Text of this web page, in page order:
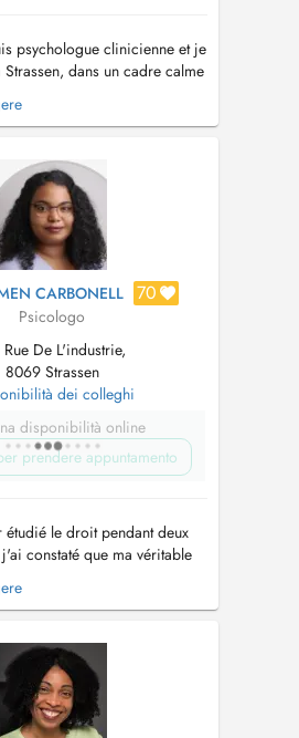
psychologue clinicienne et je
dans un cadre calme
à l'exploration de ce
J'accompagne
émotionnelle Anxiété,
traumati...
CARBONELL 70
Psicologo
De L'industrie,
8069 Strassen
dei colleghi
disponibilità online
prendere appuntamento
étudié le droit pendant deux
constaté que ma véritable
l'essence de l'être
et la façon dont il
Diplômée de
de Bruxell...